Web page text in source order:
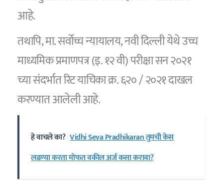
आहे.
तथापि, मा. सर्वोच्च न्यायालय, नवी दिल्ली येथे उच्च
माध्यमिक प्रमाणपत्र (इ. १२ वी) परीक्षा सन २०२१
च्या संदर्भात रिट याचिका क्र. ६२० / २०२१ दाखल
करण्यात आलेली आहे.
हे वाचले का? Vidhi Seva Pradhikaran तुमची केस
लढण्या करता मोफत वकील अर्ज कसा करावा?